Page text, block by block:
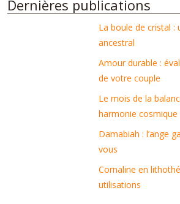
Dernières publications
La boule de cristal :
ancestral
Amour durable :
de votre couple
Le mois de la
harmonie cosmique
Damabiah : l’ange
vous
Cornaline en
utilisations